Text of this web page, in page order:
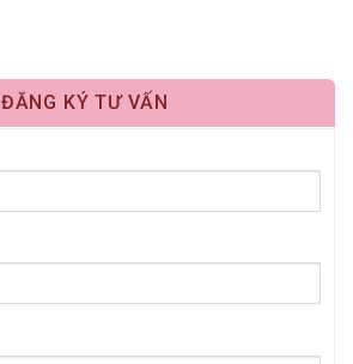
ĐĂNG KÝ TƯ VẤN